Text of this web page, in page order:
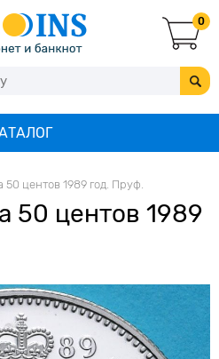
0
50 центов 1989 год. Пруф.
50 центов 1989